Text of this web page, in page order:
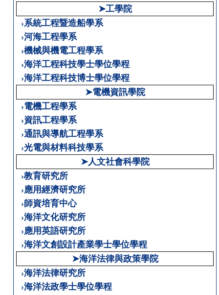
➤工學院
›系統工程暨造船學系
›河海工程學系
›機械與機電工程學系
›海洋工程科技學士學位學程
›海洋工程科技博士學位學程
➤電機資訊學院
›電機工程學系
›資訊工程學系
›通訊與導航工程學系
›光電與材料科技學系
➤人文社會科學院
›教育研究所
›應用經濟研究所
›師資培育中心
›海洋文化研究所
›應用英語研究所
›海洋文創設計產業學士學位學程
➤海洋法律與政策學院
›海洋法律研究所
›海洋法政學士學位學程